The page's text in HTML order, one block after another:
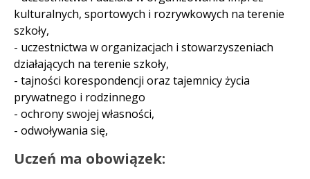
kulturalnych, sportowych i rozrywkowych na terenie
szkoły,
- uczestnictwa w organizacjach i stowarzyszeniach
działających na terenie szkoły,
- tajności korespondencji oraz tajemnicy życia
prywatnego i rodzinnego
- ochrony swojej własności,
- odwoływania się,
Uczeń ma obowiązek: